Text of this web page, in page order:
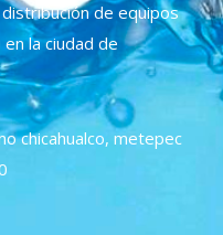
de equipos
la ciudad de
chicahualco, metepec